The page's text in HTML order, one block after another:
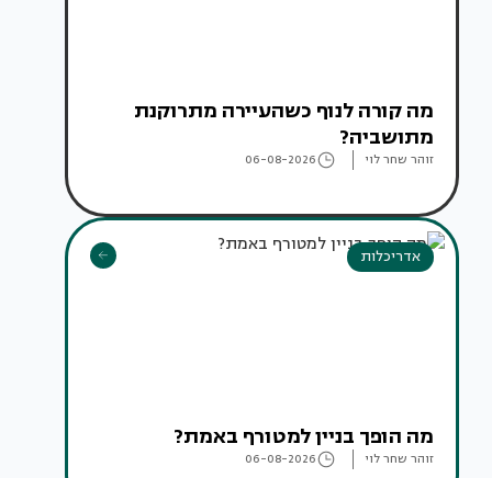
מה קורה לנוף כשהעיירה מתרוקנת
מתושביה?
זוהר שחר לוי 06-08-2026
אדריכלות
מה הופך בניין למטורף באמת?
זוהר שחר לוי 06-08-2026